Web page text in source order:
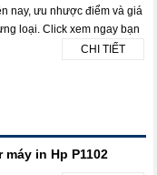
nay, ưu nhược điểm và giá
loại. Click xem ngay bạn
CHI TIẾT
máy in Hp P1102